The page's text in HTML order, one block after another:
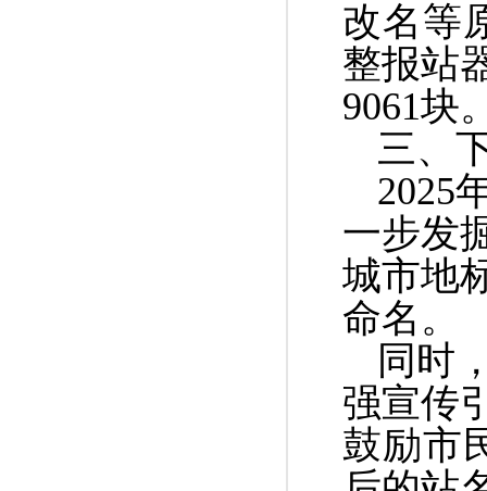
改名等
整报站
9061块
三、
2025
一步发
城市地
命名。
同时
强宣传
鼓励市